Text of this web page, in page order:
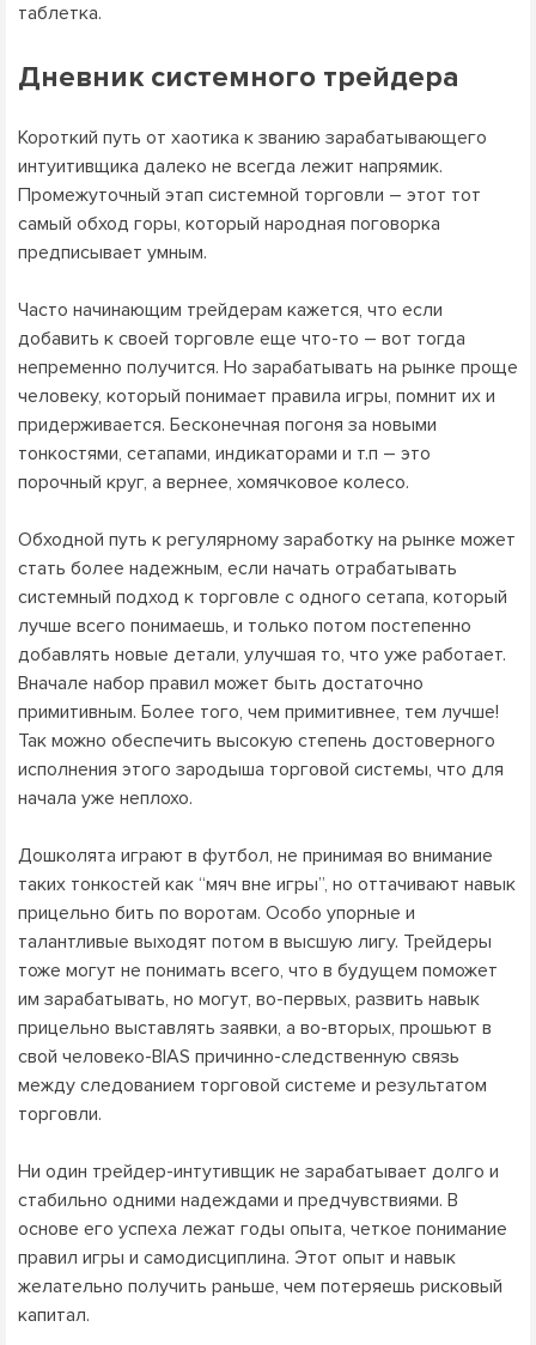
таблетка.
Дневник системного трейдера
Короткий путь от хаотика к званию зарабатывающего
интуитивщика далеко не всегда лежит напрямик.
Промежуточный этап системной торговли – этот тот
самый обход горы, который народная поговорка
предписывает умным.
Часто начинающим трейдерам кажется, что если
добавить к своей торговле еще что-то – вот тогда
непременно получится. Но зарабатывать на рынке проще
человеку, который понимает правила игры, помнит их и
придерживается. Бесконечная погоня за новыми
тонкостями, сетапами, индикаторами и т.п – это
порочный круг, а вернее, хомячковое колесо.
Обходной путь к регулярному заработку на рынке может
стать более надежным, если начать отрабатывать
системный подход к торговле с одного сетапа, который
лучше всего понимаешь, и только потом постепенно
добавлять новые детали, улучшая то, что уже работает.
Вначале набор правил может быть достаточно
примитивным. Более того, чем примитивнее, тем лучше!
Так можно обеспечить высокую степень достоверного
исполнения этого зародыша торговой системы, что для
начала уже неплохо.
Дошколята играют в футбол, не принимая во внимание
таких тонкостей как “мяч вне игры”, но оттачивают навык
прицельно бить по воротам. Особо упорные и
талантливые выходят потом в высшую лигу. Трейдеры
тоже могут не понимать всего, что в будущем поможет
им зарабатывать, но могут, во-первых, развить навык
прицельно выставлять заявки, а во-вторых, прошьют в
свой человеко-BIAS причинно-следственную связь
между следованием торговой системе и результатом
торговли.
Ни один трейдер-интутивщик не зарабатывает долго и
стабильно одними надеждами и предчувствиями. В
основе его успеха лежат годы опыта, четкое понимание
правил игры и самодисциплина. Этот опыт и навык
желательно получить раньше, чем потеряешь рисковый
капитал.